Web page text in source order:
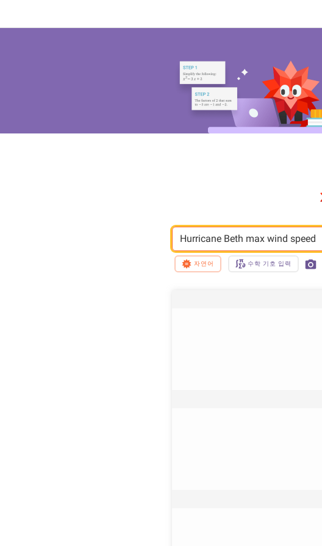
Hurricane Beth max wind speed
자연어 수학 기호 입력